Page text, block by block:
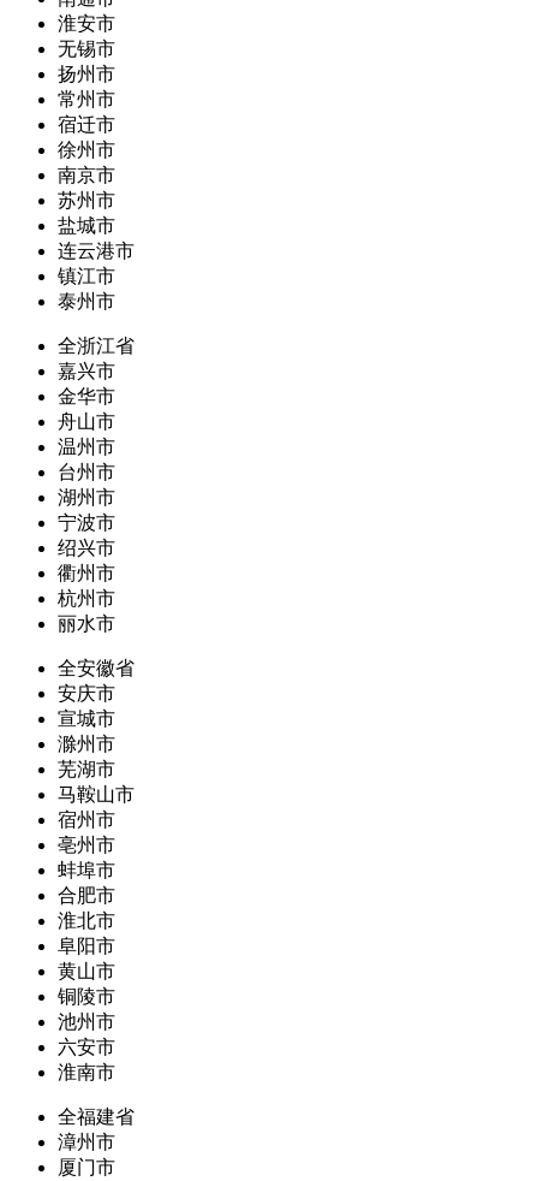
淮安市
无锡市
扬州市
常州市
宿迁市
徐州市
南京市
苏州市
盐城市
连云港市
镇江市
泰州市
全浙江省
嘉兴市
金华市
舟山市
温州市
台州市
湖州市
宁波市
绍兴市
衢州市
杭州市
丽水市
全安徽省
安庆市
宣城市
滁州市
芜湖市
马鞍山市
宿州市
亳州市
蚌埠市
合肥市
淮北市
阜阳市
黄山市
铜陵市
池州市
六安市
淮南市
全福建省
漳州市
厦门市